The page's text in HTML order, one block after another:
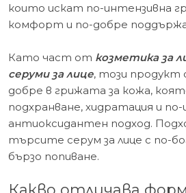
които искат по-интензивна
комфорт и по-добре
Като част от козметика за
серуми за лице, този продукт
добре в грижата за кожа,
подхранване, хидратация и по-
антиоксидантен подход.
търсите серум за лице с по-
бързо попиване.